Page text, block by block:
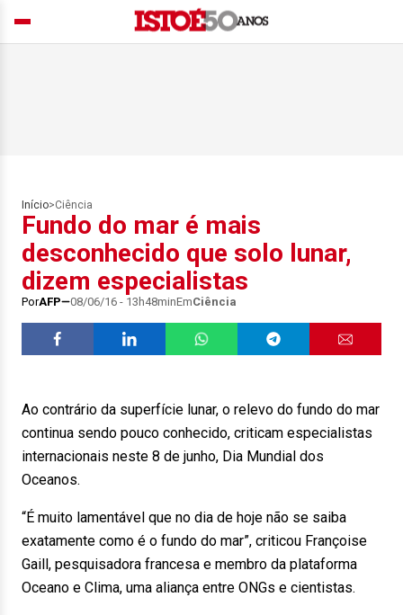
Início>Ciência
Fundo do mar é mais
desconhecido que solo lunar,
dizem especialistas
PorAFP 08/06/16 - 13h48minEmCiência
Ao contrário da superfície lunar, o relevo do fundo do mar
continua sendo pouco conhecido, criticam especialistas
internacionais neste 8 de junho, Dia Mundial dos
Oceanos.
“É muito lamentável que no dia de hoje não se saiba
exatamente como é o fundo do mar”, criticou Françoise
Gaill, pesquisadora francesa e membro da plataforma
Oceano e Clima, uma aliança entre ONGs e cientistas.